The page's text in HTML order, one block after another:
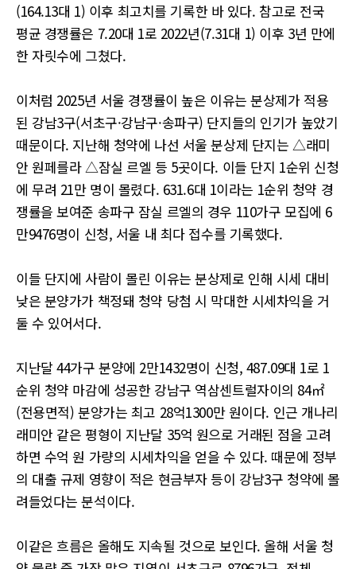
(164.13대 1) 이후 최고치를 기록한 바 있다. 참고로 전국
평균 경쟁률은 7.20대 1로 2022년(7.31대 1) 이후 3년 만에
한 자릿수에 그쳤다.
이처럼 2025년 서울 경쟁률이 높은 이유는 분상제가 적용
된 강남3구(서초구·강남구·송파구) 단지들의 인기가 높았기
때문이다. 지난해 청약에 나선 서울 분상제 단지는 △래미
안 원페를라 △잠실 르엘 등 5곳이다. 이들 단지 1순위 신청
에 무려 21만 명이 몰렸다. 631.6대 1이라는 1순위 청약 경
쟁률을 보여준 송파구 잠실 르엘의 경우 110가구 모집에 6
만9476명이 신청, 서울 내 최다 접수를 기록했다.
이들 단지에 사람이 몰린 이유는 분상제로 인해 시세 대비
낮은 분양가가 책정돼 청약 당첨 시 막대한 시세차익을 거
둘 수 있어서다.
지난달 44가구 분양에 2만1432명이 신청, 487.09대 1로 1
순위 청약 마감에 성공한 강남구 역삼센트럴자이의 84㎡
(전용면적) 분양가는 최고 28억1300만 원이다. 인근 개나리
래미안 같은 평형이 지난달 35억 원으로 거래된 점을 고려
하면 수억 원 가량의 시세차익을 얻을 수 있다. 때문에 정부
의 대출 규제 영향이 적은 현금부자 등이 강남3구 청약에 몰
려들었다는 분석이다.
이같은 흐름은 올해도 지속될 것으로 보인다. 올해 서울 청